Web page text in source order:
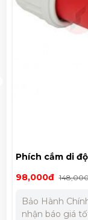
Phích cắm di
nước(IP44)
98,000đ
Bảo Hành Chính Hãng
nhận báo giá tốt nhất